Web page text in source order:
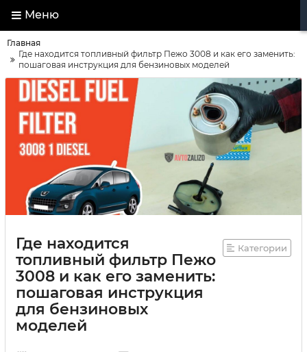
Меню
Главная
Где находится топливный фильтр Пежо 3008 и как его заменить:
пошаговая инструкция для бензиновых моделей
Где находится
топливный фильтр Пежо
3008 и как его заменить:
пошаговая инструкция
для бензиновых
моделей
Категории